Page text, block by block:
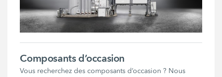
Composants d’occasion
Vous recherchez des composants d’occasion ? Nous